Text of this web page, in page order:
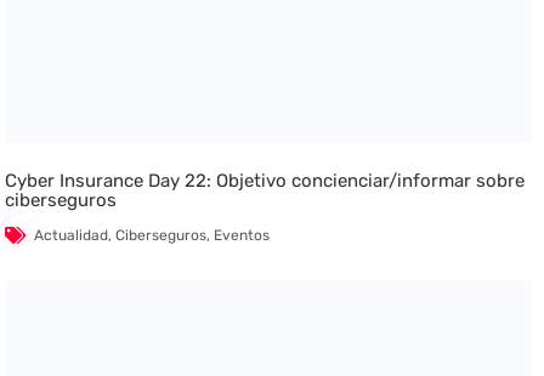
Cyber Insurance Day 22: Objetivo concienciar/informar sobre
ciberseguros
Actualidad,Ciberseguros, Eventos